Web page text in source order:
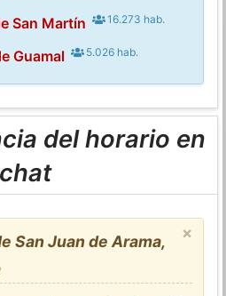
San Martín 16.273 hab.
Guamal 5.026 hab.
del horario en
×
San Juan de Arama,